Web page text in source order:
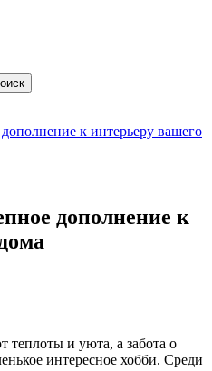
к интерьеру вашего
дополнение к
теплоты и уюта, а забота о
интересное хобби. Среди